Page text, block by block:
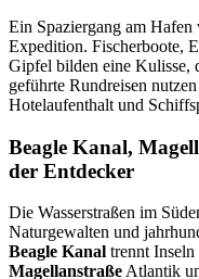
Ein Spaziergang am
Expedition. Fischerboote,
Gipfel bilden eine Kulisse,
geführte Rundreisen
Hotelaufenthalt und
Beagle Kanal,
der Entdecker
Die Wasserstraßen im
Naturgewalten und
Beagle Kanal trennt
Magellanstraße Atlantik